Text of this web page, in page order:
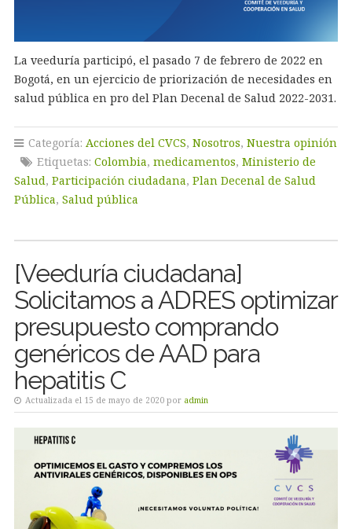
La veeduría participó, el pasado 7 de febrero de 2022 en
Bogotá, en un ejercicio de priorización de necesidades en
salud pública en pro del Plan Decenal de Salud 2022-2031.
Categoría: Acciones del CVCS, Nosotros, Nuestra opinión
Etiquetas: Colombia, medicamentos, Ministerio de
Salud, Participación ciudadana, Plan Decenal de Salud
Pública, Salud pública
[Veeduría ciudadana]
Solicitamos a ADRES optimizar
presupuesto comprando
genéricos de AAD para
hepatitis C
Actualizada el 15 de mayo de 2020 por admin